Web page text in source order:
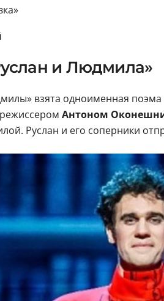
и Людмила»
взята одноименная
Антоном
Руслан и его соперники